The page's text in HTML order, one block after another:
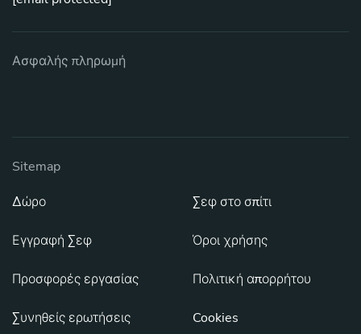
Ασφαλής πληρωμή
Sitemap
Δώρο
Εγγραφή Σεφ
Προσφορές εργασίας
Συνηθείς ερωτήσεις
Σεφ στο σπίτι
Όροι χρήσης
Πολιτική απορρήτου
Cookies